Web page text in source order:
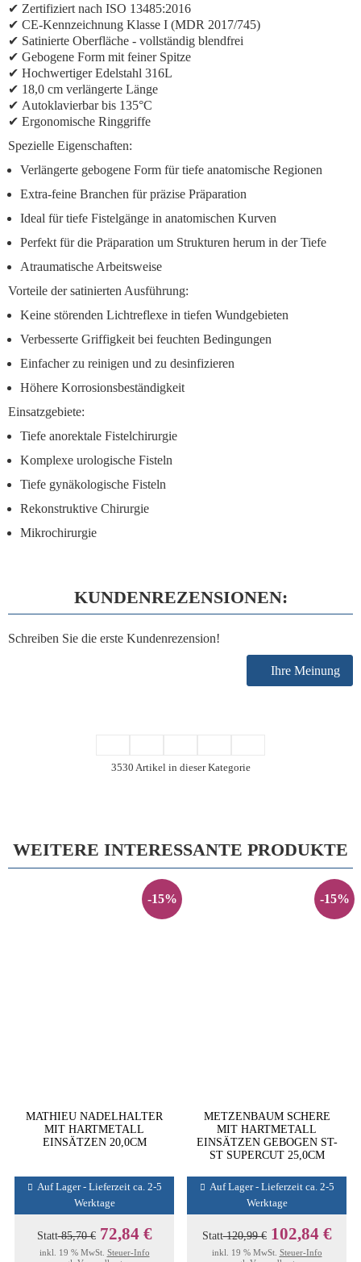
✔ Zertifiziert nach ISO 13485:2016
✔ CE-Kennzeichnung Klasse I (MDR 2017/745)
✔ Satinierte Oberfläche - vollständig blendfrei
✔ Gebogene Form mit feiner Spitze
✔ Hochwertiger Edelstahl 316L
✔ 18,0 cm verlängerte Länge
✔ Autoklavierbar bis 135°C
✔ Ergonomische Ringgriffe
Spezielle Eigenschaften:
Verlängerte gebogene Form für tiefe anatomische Regionen
Extra-feine Branchen für präzise Präparation
Ideal für tiefe Fistelgänge in anatomischen Kurven
Perfekt für die Präparation um Strukturen herum in der Tiefe
Atraumatische Arbeitsweise
Vorteile der satinierten Ausführung:
Keine störenden Lichtreflexe in tiefen Wundgebieten
Verbesserte Griffigkeit bei feuchten Bedingungen
Einfacher zu reinigen und zu desinfizieren
Höhere Korrosionsbeständigkeit
Einsatzgebiete:
Tiefe anorektale Fistelchirurgie
Komplexe urologische Fisteln
Tiefe gynäkologische Fisteln
Rekonstruktive Chirurgie
Mikrochirurgie
KUNDENREZENSIONEN:
Schreiben Sie die erste Kundenrezension!
Ihre Meinung
3530 Artikel in dieser Kategorie
WEITERE INTERESSANTE PRODUKTE
-15%
MATHIEU NADELHALTER
MIT HARTMETALL
EINSÄTZEN 20,0CM
Auf Lager - Lieferzeit ca. 2-5
Werktage
Statt85,70 € 72,84 €
inkl. 19 % MwSt. Steuer-Info
-15%
METZENBAUM SCHERE
MIT HARTMETALL
EINSÄTZEN GEBOGEN ST-
ST SUPERCUT 25,0CM
Auf Lager - Lieferzeit ca. 2-5
Werktage
Statt120,99 € 102,84 €
inkl. 19 % MwSt. Steuer-Info